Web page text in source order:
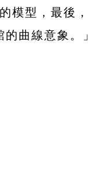
模型，最後，
曲線意象。」